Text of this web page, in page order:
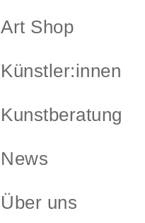
Art Shop
Künstler:innen
Kunstberatung
News
Über uns